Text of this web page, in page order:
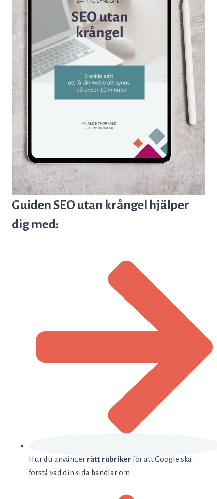
GuidenSEO utan krångel hjälper
dig med:
Hur du använder rätt rubriker för att Google ska
förstå vad din sida handlar om